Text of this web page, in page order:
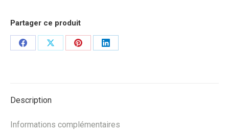
Partager ce produit
Share
Share
Share
Share
Description
Informations complémentaires